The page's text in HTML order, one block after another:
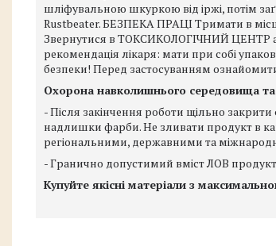
шліфувальною шкуркою від іржі, потім
Rustbeater. БЕЗПЕКА ПРАЦІ Тримати в
Звернутися в ТОКСИКОЛОГІЧНИЙ ЦЕНТР
рекомендація лікаря: мати при собі
безпеки! Перед застосуванням
Охорона навколишнього середовища
- Після закінчення роботи щільно
надлишки фарби. Не зливати продукт в
регіональними, державними та
- Гранично допустимий вміст ЛОВ
Купуйте якісні матеріали з